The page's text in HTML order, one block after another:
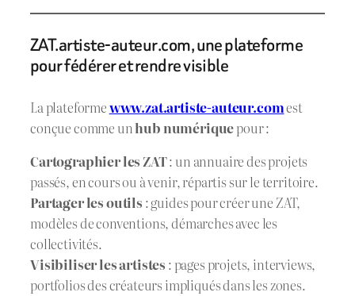
ZAT.artiste-auteur.com, une plateforme
pour fédérer et rendre visible
La plateformewww.zat.artiste-auteur.comest
conçue comme unhub numériquepour :
Cartographier les ZAT: un annuaire des projets
passés, en cours ou à venir, répartis sur le territoire.
Partager les outils : guides pour créer une ZAT,
modèles de conventions, démarches avec les
collectivités.
Visibiliser les artistes : pages projets, interviews,
portfolios des créateurs impliqués dans les zones.